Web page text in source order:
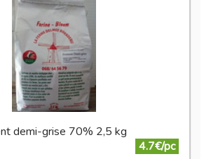
demi-grise 70% 2,5 kg
4.7€/pc